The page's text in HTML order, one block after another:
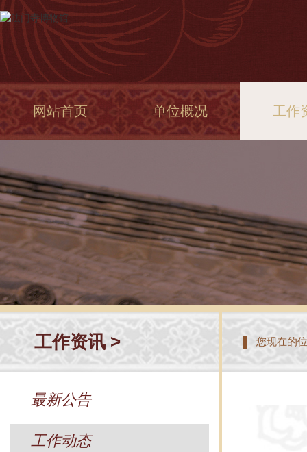
网站首页 单位概况 工作
工作资讯 >
最新公告
工作动态
您现在的